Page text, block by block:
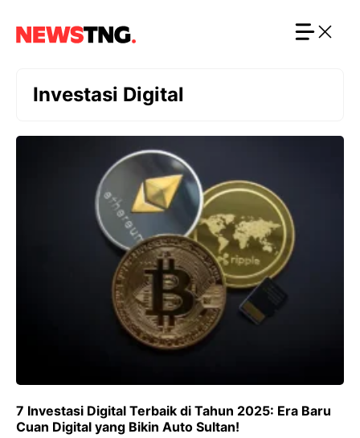
Investasi Digital
7 Investasi Digital Terbaik di Tahun 2025: Era Baru
Cuan Digital yang Bikin Auto Sultan!